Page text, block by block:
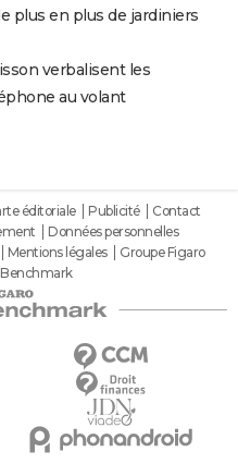
plus en plus de jardiniers
verbalisent les
au volant
éditoriale Publicité
Contact
Données personnelles
Mentions légales
Groupe Figaro